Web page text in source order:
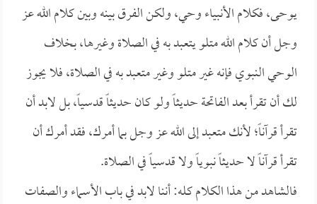
يوحى، فكلام الأنبياء وحي، ولكن الفرق بينه وبين كلام الله عز
وجل أن كلام الله متلو يتعبد به في الصلاة وغيرها، بخلاف
الوحي النبوي فإنه غير متلو وغير متعبد به في الصلاة، فلا يجوز
لك أن تقرأ بعد الفاتحة حديثاً ولو كان حديثاً قدسياً، بل لابد أن
تقرأ قرآناً؛ لأنك متعبد إلى الله عز وجل بما أمرك، فقد أمرك أن
تقرأ قرآناً لا حديثاً نبوياً ولا قدسياً في الصلاة.
فالشاهد من هذا الكلام كله: أننا لابد في باب الأسماء والصفات